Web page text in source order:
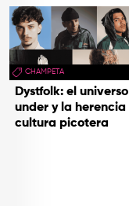
CHAMPETA
Dystfolk: el universo
under y la herencia
cultura picotera